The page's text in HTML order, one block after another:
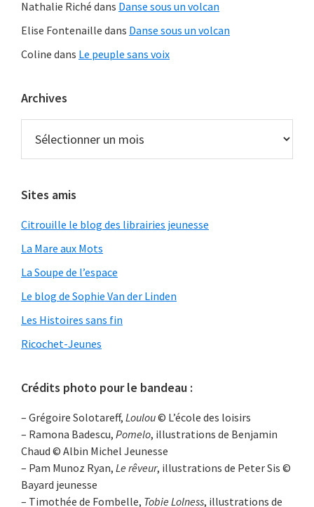
Nathalie Riché dans Danse sous un volcan
Elise Fontenaille dans Danse sous un volcan
Coline dans Le peuple sans voix
Archives
Sites amis
Citrouille le blog des librairies jeunesse
La Mare aux Mots
La Soupe de l’espace
Le blog de Sophie Van der Linden
Les Histoires sans fin
Ricochet-Jeunes
Crédits photo pour le bandeau :
– Grégoire Solotareff, Loulou© L’école des loisirs
– Ramona Badescu, Pomelo, illustrations de Benjamin
Chaud © Albin Michel Jeunesse
– Pam Munoz Ryan, Le rêveur, illustrations de Peter Sis ©
Bayard jeunesse
– Timothée de Fombelle, Tobie Lolness, illustrations de